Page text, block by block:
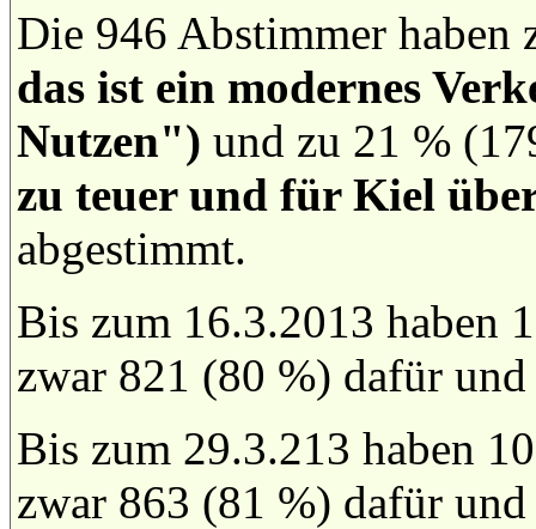
Die 946 Abstimmer
das ist ein modernes
Nutzen") und zu 21 %
zu teuer und für Kiel
abgestimmt.
Bis zum 16.3.2013 haben
zwar 821 (80 %) dafür
Bis zum 29.3.213 haben
zwar 863 (81 %) dafür